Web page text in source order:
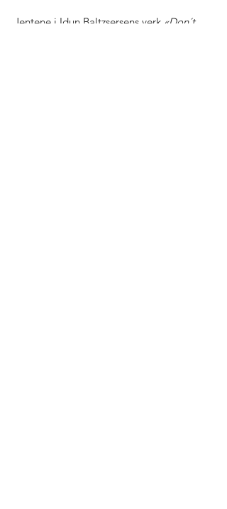
Jentene i Idun Baltzsersens verk «Don´t